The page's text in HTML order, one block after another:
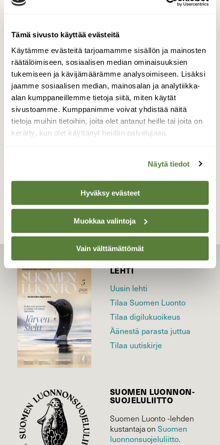
Tämä sivusto käyttää evästeitä
Käytämme evästeitä tarjoamamme sisällön ja mainosten
räätälöimiseen, sosiaalisen median ominaisuuksien
tukemiseen ja kävijämäärämme analysoimiseen. Lisäksi
jaamme sosiaalisen median, mainosalan ja analytiikka-
alan kumppaneillemme tietoja siitä, miten käytät
sivustoamme. Kumppanimme voivat yhdistää näitä
tietoja muihin tietoihin, joita olet antanut heille tai joita on
kerätty, kun olet käyttänyt heidän palvelujaan.
Näytä tiedot
Hyväksy evästeet
Muokkaa valintoja
Vain välttämättömät
Sarvijaakko
Sarvijaakko (Acanthocinus aedilis)
Valokuvaaja: Markku Saarinen, Paimela 16.4
TAKAISIN LISTAAN
LEHTI
Uusin lehti
Tilaa Suomen Luonto
Tilaa digilukuoikeus
Äänestä parasta juttua
Tilaa uutiskirje
SUOMEN LUONNON­
SUOJELU­LIITTO
Suomen Luonto -lehden
kustantaja onSuomen
luonnonsuojelu­liitto.